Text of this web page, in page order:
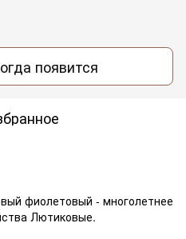
появится
фиолетовый - многолетнее
Лютиковые.